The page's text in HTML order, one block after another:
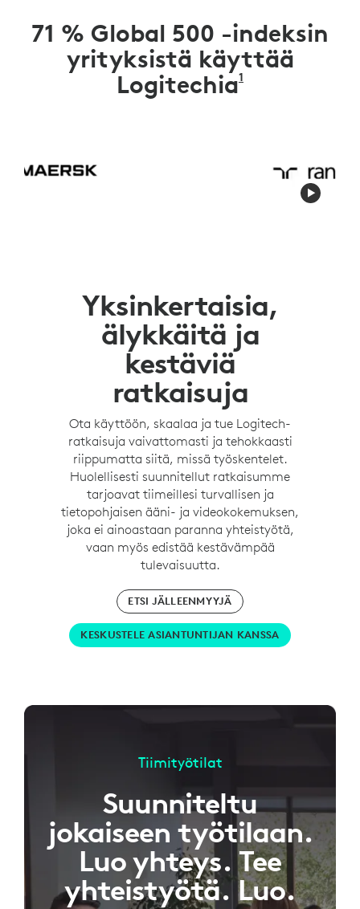
71 % Global 500 -indeksin
yrityksistä käyttää
Logitechia1
Yksinkertaisia,
älykkäitä ja
kestäviä
ratkaisuja
Ota käyttöön, skaalaa ja tue Logitech-
ratkaisuja vaivattomasti ja tehokkaasti
riippumatta siitä, missä työskentelet.
Huolellisesti suunnitellut ratkaisumme
tarjoavat tiimeillesi turvallisen ja
tietopohjaisen ääni- ja videokokemuksen,
joka ei ainoastaan paranna yhteistyötä,
vaan myös edistää kestävämpää
tulevaisuutta.
ETSI JÄLLEENMYYJÄ
KESKUSTELE ASIANTUNTIJAN KANSSA
Tiimityötilat
Suunniteltu
jokaiseen työtilaan.
Luo yhteys. Tee
yhteistyötä. Luo.